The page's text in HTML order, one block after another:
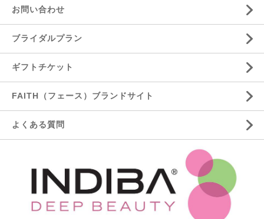
お問い合わせ
ブライダルプラン
ギフトチケット
FAITH（フェース）ブランドサイト
よくある質問